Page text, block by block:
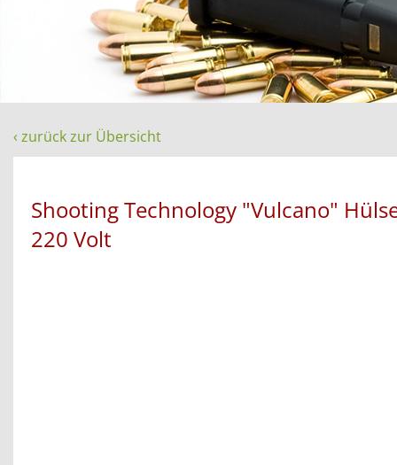
‹ zurück zur Übersicht
Shooting Technology "Vulcano"
220 Volt